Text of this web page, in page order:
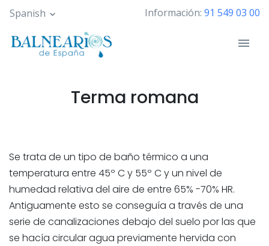
Pasar
contenido
principal
Spanish Información: 91 549 03 00
Terma romana
Se trata de un tipo de baño térmico a una
temperatura entre 45º C y 55º C y un nivel de
humedad relativa del aire de entre 65% -70% HR.
Antiguamente esto se conseguía a través de una
serie de canalizaciones debajo del suelo por las que
se hacía circular agua previamente hervida con